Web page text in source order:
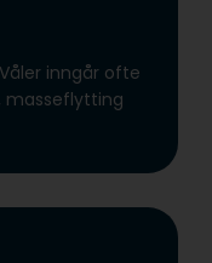
inngår ofte
masseflytting